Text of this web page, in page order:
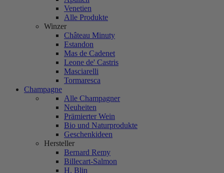
Venetien
Alle Produkte
Winzer
Château Minuty
Estandon
Mas de Cadenet
Leone de' Castris
Masciarelli
Tormaresca
Champagne
Alle Champagner
Neuheiten
Prämierter Wein
Bio und Naturprodukte
Geschenkideen
Hersteller
Bernard Remy
Billecart-Salmon
H. Blin